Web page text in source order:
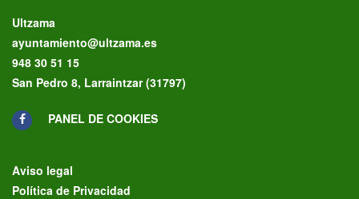
Ultzama
ayuntamiento@ultzama.es
948 30 51 15
San Pedro 8, Larraintzar (31797)
PANEL DE COOKIES
Aviso legal
Política de Privacidad